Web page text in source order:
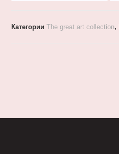
КатегорииThe great art collection,